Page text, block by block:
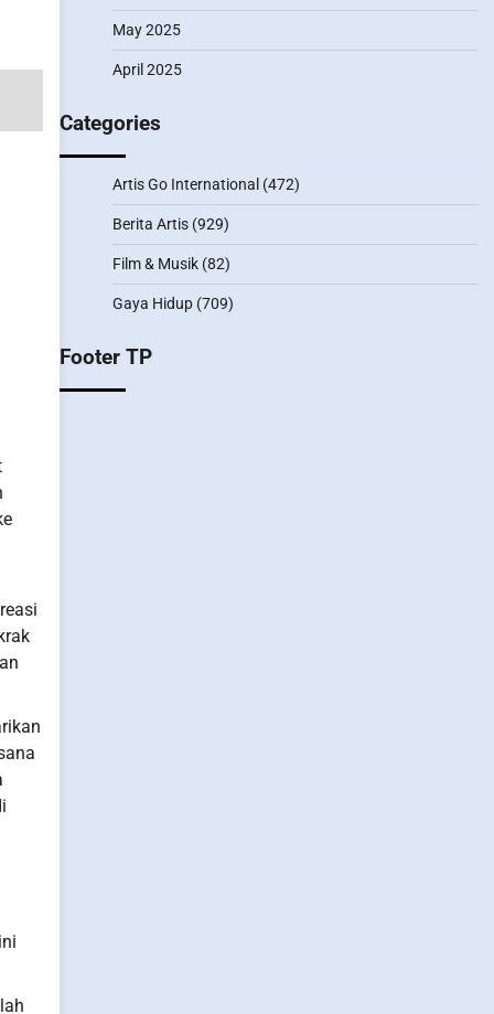
May 2025
April 2025
Categories
Artis Go International (472)
Berita Artis(929)
Film & Musik(82)
Gaya Hidup(709)
Footer TP